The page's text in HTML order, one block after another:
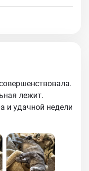
лежит.
и удачной недели